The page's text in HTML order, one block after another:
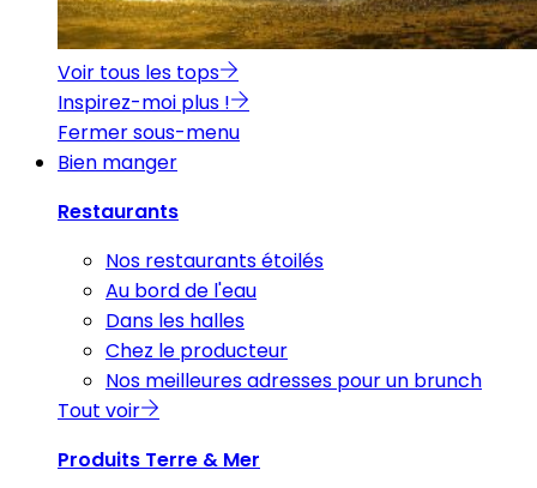
Voir tous les tops
Inspirez-moi plus !
Fermer sous-menu
Bien manger
Restaurants
Nos restaurants étoilés
Au bord de l'eau
Dans les halles
Chez le producteur
Nos meilleures adresses pour un brunch
Tout voir
Produits Terre & Mer